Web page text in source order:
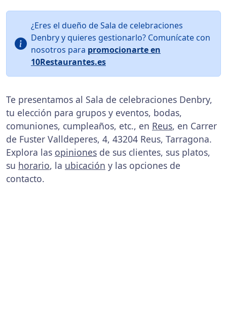
¿Eres el dueño de Sala de celebraciones
Denbry y quieres gestionarlo? Comunícate con
nosotros para promocionarte en
10Restaurantes.es
Te presentamos al Sala de celebraciones Denbry,
tu elección para grupos y eventos, bodas,
comuniones, cumpleaños, etc., en Reus, en Carrer
de Fuster Valldeperes, 4, 43204 Reus, Tarragona.
Explora las opiniones de sus clientes, sus platos,
su horario, la ubicación y las opciones de
contacto.